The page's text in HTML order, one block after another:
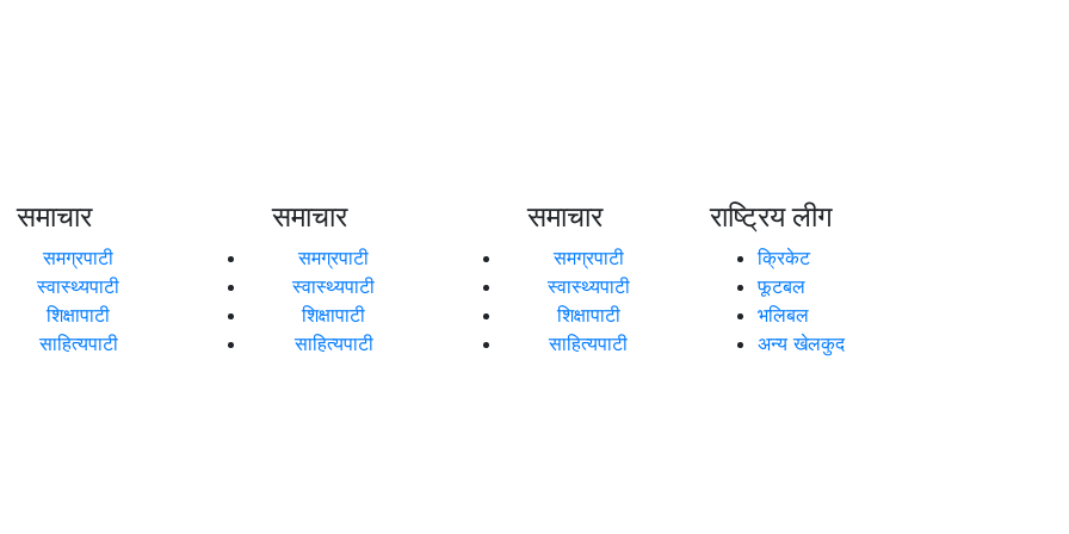
समाचार
समग्रपाटी
स्वास्थ्यपाटी
शिक्षापाटी
साहित्यपाटी
समाचार
समग्रपाटी
स्वास्थ्यपाटी
शिक्षापाटी
साहित्यपाटी
समाचार
समग्रपाटी
स्वास्थ्यपाटी
शिक्षापाटी
साहित्यपाटी
राष्ट्रिय लीग
क्रिकेट
फूटबल
भलिबल
अन्य खेलकुद